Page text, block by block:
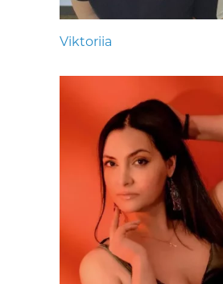
Viktoriia